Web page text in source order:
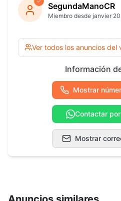
SegundaManoCR
Miembro desde janvier
Ver todos los anuncios del
Información
Mostrar
Contactar
Mostrar